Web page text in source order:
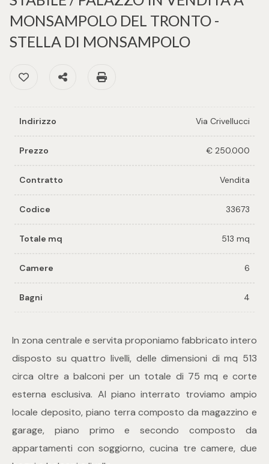
MONSAMPOLO DEL TRONTO -
STELLA DI MONSAMPOLO
Preferiti: Cod. 33673
Condividi
Indirizzo Via Crivellucci
Prezzo € 250.000
Contratto Vendita
Codice 33673
Totale mq 513 mq
Camere 6
Bagni 4
In zona centrale e servita proponiamo fabbricato intero
disposto su quattro livelli, delle dimensioni di mq 513
circa oltre a balconi per un totale di 75 mq e corte
esterna esclusiva. Al piano interrato troviamo ampio
locale deposito, piano terra composto da magazzino e
garage, piano primo e secondo composto da
appartamenti con soggiorno, cucina tre camere, due
Richiedi
immobile
vendi il
immobile
Contattaci
Provincia
Comune
-
Residenziali
Commerciali
Industriali
Terreni
Prezzo